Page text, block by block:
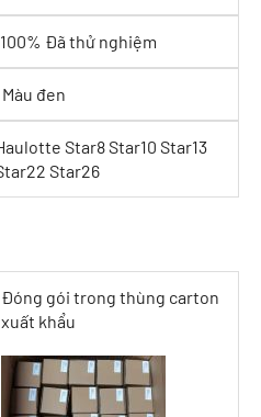
100% Đã thử nghiệm
Màu đen
Star8 Star10 Star13
Star26
Đóng gói trong thùng carton
xuất khẩu